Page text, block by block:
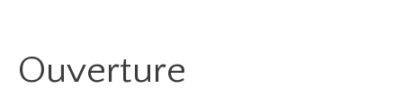
Ouverture